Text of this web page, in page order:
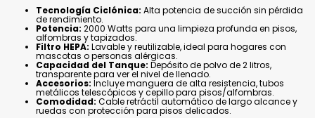
Tecnología Ciclónica: Alta potencia de succión sin pérdida
de rendimiento.
Potencia: 2000 Watts para una limpieza profunda en pisos,
alfombras y tapizados.
Filtro HEPA: Lavable y reutilizable, ideal para hogares con
mascotas o personas alérgicas.
Capacidad del Tanque: Depósito de polvo de 2 litros,
transparente para ver el nivel de llenado.
Accesorios: Incluye manguera de alta resistencia, tubos
metálicos telescópicos y cepillo para pisos/alfombras.
Comodidad: Cable retráctil automático de largo alcance y
ruedas con protección para pisos delicados.